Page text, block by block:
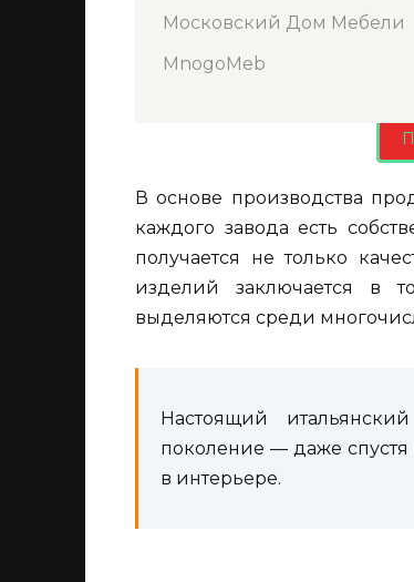
Московский Дом Мебели
MnogoMeb
В основе производства
каждого завода есть
получается не только
изделий заключается в
выделяются среди
Настоящий
поколение — даже спустя
в интерьере.